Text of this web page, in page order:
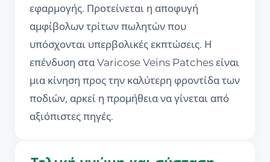
εφαρμογής. Προτείνεται η αποφυγή
αμφίβολων τρίτων πωλητών που
υπόσχονται υπερβολικές εκπτώσεις. Η
επένδυση στα Varicose Veins Patches είναι
μια κίνηση προς την καλύτερη φροντίδα των
ποδιών, αρκεί η προμήθεια να γίνεται από
αξιόπιστες πηγές.